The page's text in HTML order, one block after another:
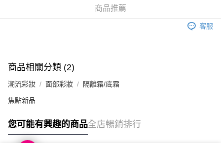
(澳門門市) 只顯示可選門市。確認發貨後2-5個工作天到店，3天內
取。逾期會取消訂單，並不會安排重寄
每筆HK$20.00，滿HK$100.00或以上免運費
澳門地區配送 - 確認發貨後1-4個工作天送達
商品推薦
客服
商品相關分類 (2)
潮流彩妝 面部彩妝 隔離霜/底霜
焦點新品
您可能有興趣的商品全店暢銷排行